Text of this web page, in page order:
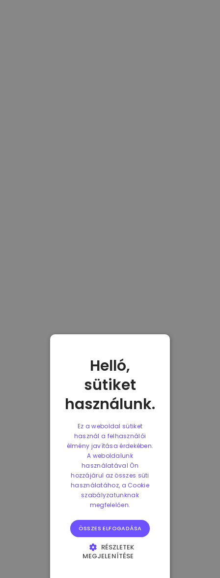
Helló,
sütiket
használunk.
Ez a weboldal sütiket
használ a felhasználói
élmény javítása érdekében.
A weboldalunk
használatával Ön
hozzájárul az összes süti
használatához, a Cookie
szabályzatunknak
megfelelően.
ÖSSZES ELFOGADÁSA
RÉSZLETEK
MEGJELENÍTÉSE